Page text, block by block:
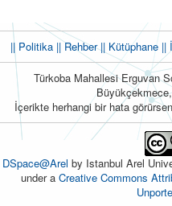
|| Politika|| Rehber|| Kütüphane||
Türkoba Mahallesi Erguvan
İçerikte herhangi bir hata
DSpace@Arel by Istanbul Arel
under a Creative Commons